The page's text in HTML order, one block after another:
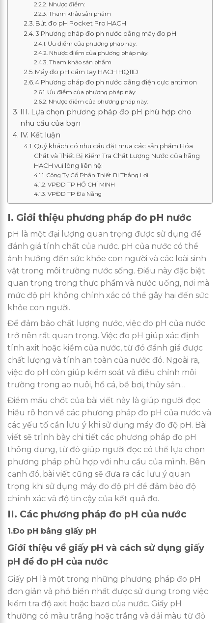
Nhược điểm:
Tham khảo sản phẩm
Bút đo pH Pocket Pro HACH
3.Phương pháp đo ph nước bằng máy đo pH
Ưu điểm của phương pháp này:
Nhược điểm của phương pháp này:
Tham khảo sản phẩm
Máy đo pH cầm tay HACH HQ11D
4.Phương pháp đo ph nước bằng điện cực antimon
Ưu điểm của phương pháp này:
Nhược điểm của phương pháp này:
III. Lựa chọn phương pháp đo pH phù hợp cho
nhu cầu của bạn
IV. Kết luận
Quý khách có nhu cầu đặt mua các sản phẩm Hóa
Chất và Thiết Bị Kiểm Tra Chất Lượng Nước của hãng
HACH vui lòng liên hệ:
Công Ty Cổ Phần Thiết Bị Thắng Lợi
VPĐD TP HỒ CHÍ MINH
VPĐD TP Đà Nẵng
I. Giới thiệu phương pháp đo pH nước
pH là một đại lượng quan trọng được sử dụng để
đánh giá tính chất của nước. pH của nước có thể
ảnh hưởng đến sức khỏe con người và các loài sinh
vật trong môi trường nước sống. Điều này đặc biệt
quan trọng trong thực phẩm và nước uống, nơi mà
mức độ pH không chính xác có thể gây hại đến sức
khỏe con người.
Để đảm bảo chất lượng nước, việc đo pH của nước
trở nên rất quan trọng. Việc đo pH giúp xác định
tính axit hoặc kiềm của nước, từ đó đánh giá được
chất lượng và tính an toàn của nước đó. Ngoài ra,
việc đo pH còn giúp kiểm soát và điều chỉnh môi
trường trong ao nuôi, hồ cá, bể bơi, thủy sản…
Điểm mấu chốt của bài viết này là giúp người đọc
hiểu rõ hơn về các phương pháp đo pH của nước và
các yếu tố cần lưu ý khi sử dụng máy đo độ pH. Bài
viết sẽ trình bày chi tiết các phương pháp đo pH
thông dụng, từ đó giúp người đọc có thể lựa chọn
phương pháp phù hợp với nhu cầu của mình. Bên
cạnh đó, bài viết cũng sẽ đưa ra các lưu ý quan
trọng khi sử dụng máy đo độ pH để đảm bảo độ
chính xác và độ tin cậy của kết quả đo.
II. Các phương pháp đo pH của nước
1.Đo pH bằng giấy pH
Giới thiệu về giấy pH và cách sử dụng giấy
pH để đo pH của nước
Giấy pH là một trong những phương pháp đo pH
đơn giản và phổ biến nhất được sử dụng trong việc
kiểm tra độ axit hoặc bazơ của nước. Giấy pH
thường có màu trắng hoặc trắng và dải màu từ đỏ